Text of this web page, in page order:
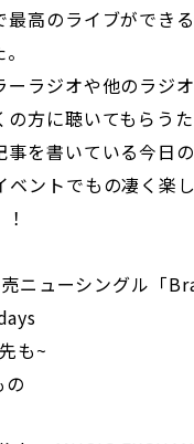
最高のライブができ
ーラジオや他のラジ
方に聴いてもらう
事を書いている今日
ベントでもの凄く楽
ニューシングル「
も~